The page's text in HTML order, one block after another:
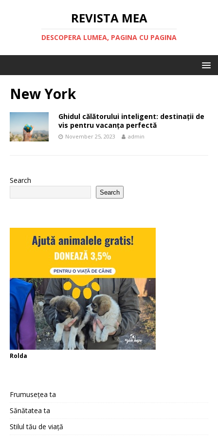
REVISTA MEA
DESCOPERA LUMEA, PAGINA CU PAGINA
New York
Ghidul călătorului inteligent: destinații de
vis pentru vacanța perfectă
November 25, 2023 admin
Search
Search
Rolda
Frumusețea ta
Sănătatea ta
Stilul tău de viață